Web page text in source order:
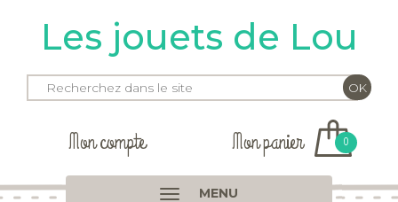
Les jouets de Lou
Mon compte Mon panier 0
MENU